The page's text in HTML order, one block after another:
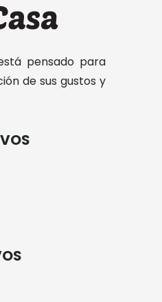
pensado para
de sus gustos y